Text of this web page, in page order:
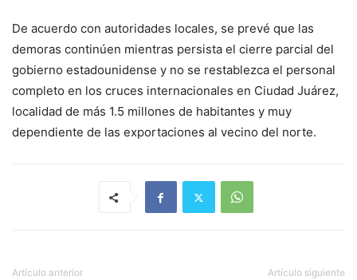
De acuerdo con autoridades locales, se prevé que las
demoras continúen mientras persista el cierre parcial del
gobierno estadounidense y no se restablezca el personal
completo en los cruces internacionales en Ciudad Juárez,
localidad de más 1.5 millones de habitantes y muy
dependiente de las exportaciones al vecino del norte.
Artículo anterior Artículo siguiente